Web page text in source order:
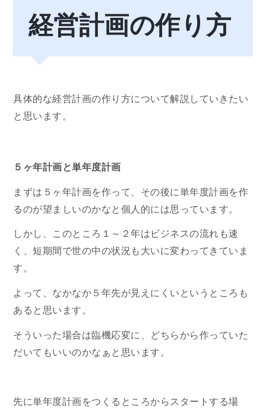
経営計画の作り方
具体的な経営計画の作り方について解説していきたい
と思います。
５ヶ年計画と単年度計画
まずは５ヶ年計画を作って、その後に単年度計画を作
るのが望ましいのかなと個人的には思っています。
しかし、このところ１～２年はビジネスの流れも速
く、短期間で世の中の状況も大いに変わってきていま
す。
よって、なかなか５年先が見えにくいというところも
あると思います。
そういった場合は臨機応変に、どちらから作っていた
だいてもいいのかなぁと思います。
先に単年度計画をつくるところからスタートする場